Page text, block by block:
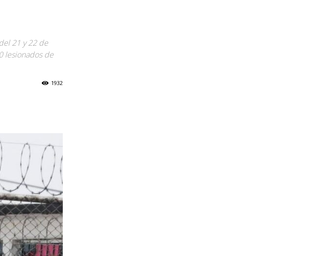
21 y 22 de
lesionados de
1932